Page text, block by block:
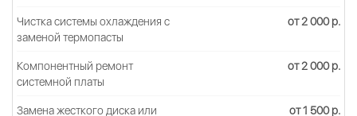
Чистка системы охлаждения c
заменой термопасты
от 2 000 р.
Компонентный ремонт
системной платы
от 2 000 р.
Замена жесткого диска или
от 1 500 р.